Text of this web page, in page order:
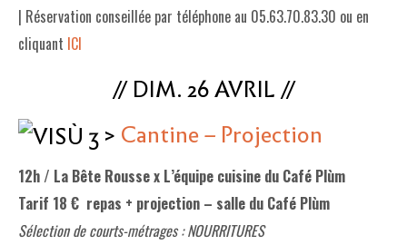
| Réservation conseillée par téléphone au 05.63.70.83.30 ou en
cliquant ICI
// DIM. 26 AVRIL //
> Cantine – Projection
12h / La Bête Rousse x L’équipe cuisine du Café Plùm
Tarif 18 € repas + projection – salle du Café Plùm
Sélection de courts-métrages : NOURRITURES